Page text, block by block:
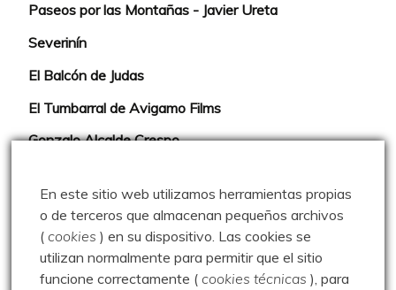
Paseos por las Montañas - Javier Ureta
Severinín
El Balcón de Judas
El Tumbarral de Avigamo Films
Gonzalo Alcalde Crespo
Montaña en libertad
Rutas y excursiones con niños
Valdeolea. Río Camesa, la vía azul
En este sitio web utilizamos herramientas propias
o de terceros que almacenan pequeños archivos
(cookies ) en su dispositivo. Las cookies se
utilizan normalmente para permitir que el sitio
funcione correctamente (cookies técnicas ), para